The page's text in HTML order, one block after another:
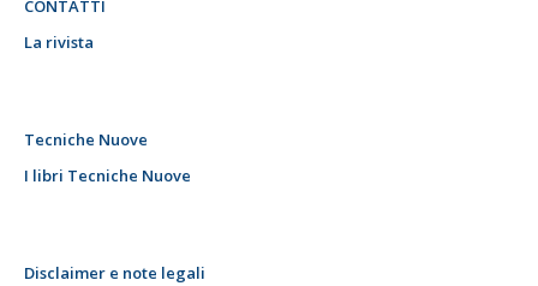
CONTATTI
La rivista
Tecniche Nuove
I libri Tecniche Nuove
Disclaimer e note legali